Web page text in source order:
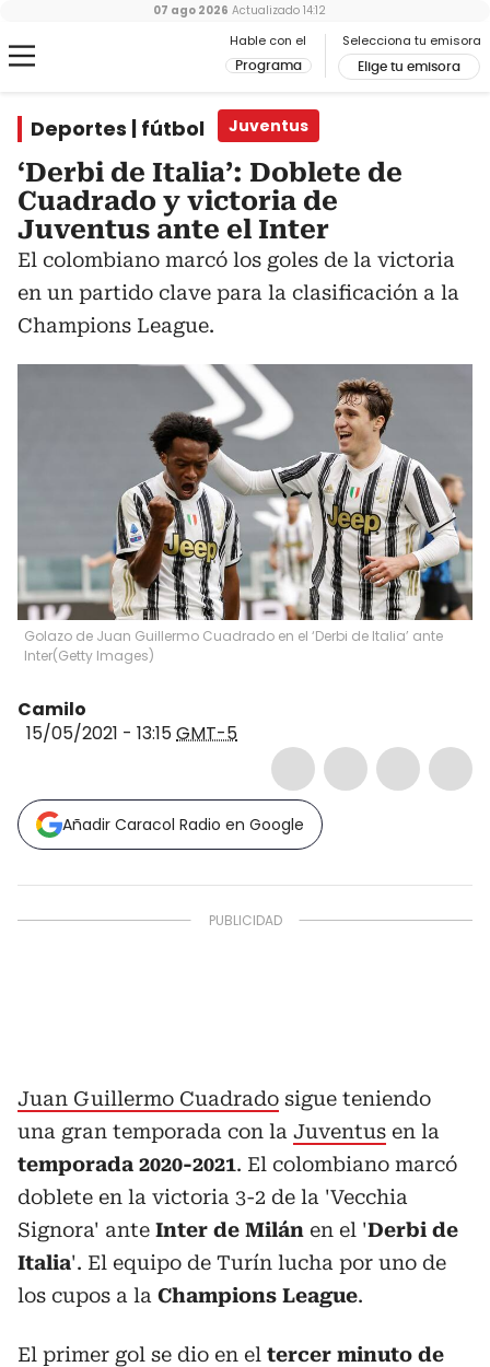
Hable con el
Programa
Selecciona tu emisora
Elige tu emisora
07 ago 2026 Actualizado 14:12
Deportes | fútbol Juventus
‘Derbi de Italia’: Doblete de
Cuadrado y victoria de
Juventus ante el Inter
El colombiano marcó los goles de la victoria
en un partido clave para la clasificación a la
Champions League.
Golazo de Juan Guillermo Cuadrado en el ‘Derbi de Italia’ ante
Inter(Getty Images)
Camilo
15/05/2021 - 13:15GMT-5
Añadir Caracol Radio en Google
Juan Guillermo Cuadrado sigue teniendo
una gran temporada con la Juventus en la
temporada 2020-2021. El colombiano marcó
doblete en la victoria 3-2 de la 'Vecchia
Signora' ante Inter de Milán en el 'Derbi de
Italia'. El equipo de Turín lucha por uno de
los cupos a la Champions League.
El primer gol se dio en el tercer minuto de